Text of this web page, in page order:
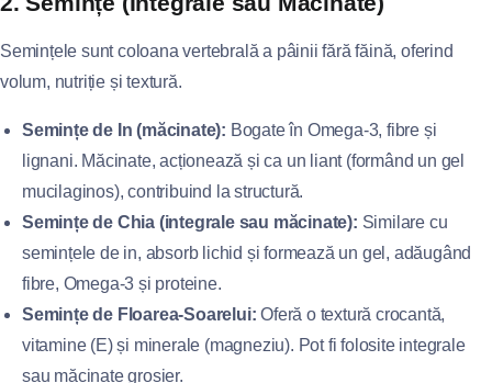
Semințele sunt coloana vertebrală a pâinii fără făină, oferind
volum, nutriție și textură.
Semințe de In (măcinate): Bogate în Omega-3, fibre și
lignani. Măcinate, acționează și ca un liant (formând un gel
mucilaginos), contribuind la structură.
Semințe de Chia (integrale sau măcinate): Similare cu
semințele de in, absorb lichid și formează un gel, adăugând
fibre, Omega-3 și proteine.
Semințe de Floarea-Soarelui: Oferă o textură crocantă,
vitamine (E) și minerale (magneziu). Pot fi folosite integrale
sau măcinate grosier.